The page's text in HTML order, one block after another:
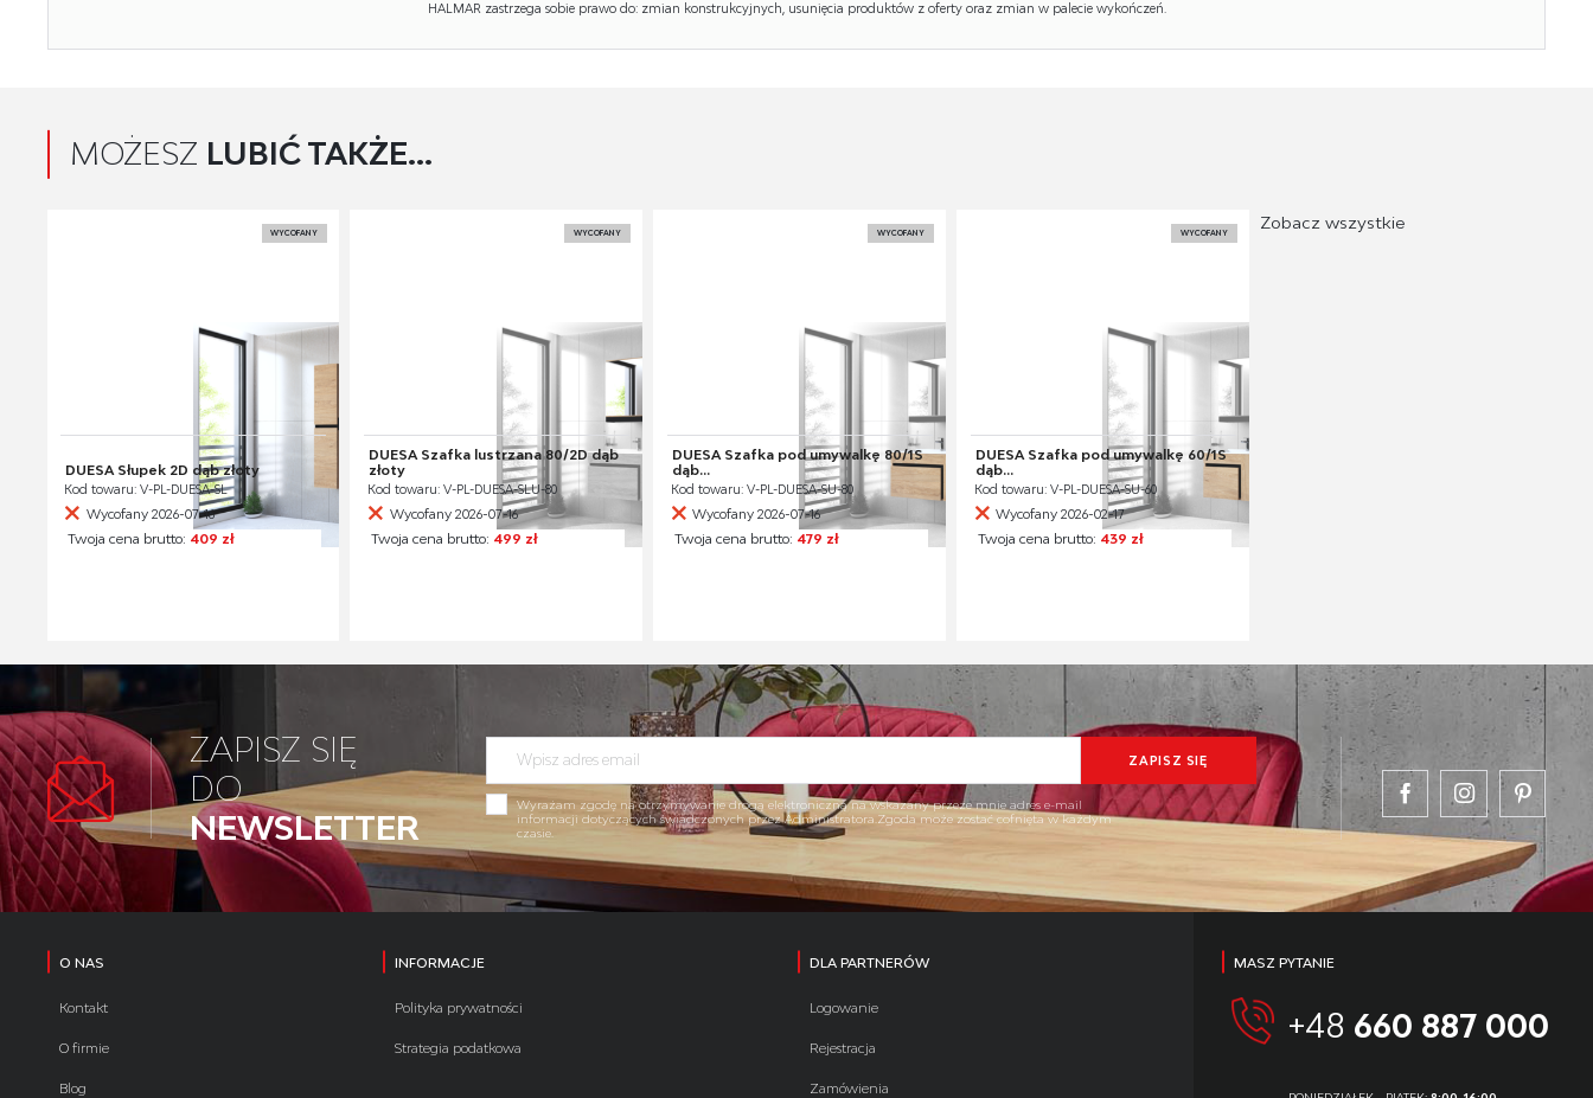
HALMAR zastrzega sobie prawo do: zmian konstrukcyjnych, usunięcia produktów z oferty oraz zmian w palecie wykończeń.
MOŻESZ LUBIĆ TAKŻE...
WYCOFANY
DUESA Słupek 2D dąb złoty
Kod towaru: V-PL-DUESA-SL
Wycofany 2026-07-16
Twoja cena brutto: 409 zł
WYCOFANY
DUESA Szafka lustrzana 80/2D dąb
złoty
Kod towaru: V-PL-DUESA-SLU-80
Wycofany 2026-07-16
Twoja cena brutto: 499 zł
WYCOFANY
DUESA Szafka pod umywalkę 80/1S
dąb...
Kod towaru: V-PL-DUESA-SU-80
Wycofany 2026-07-16
Twoja cena brutto: 479 zł
WYCOFANY
DUESA Szafka pod umywalkę 60/1S
dąb...
Kod towaru: V-PL-DUESA-SU-60
Wycofany 2026-02-17
Twoja cena brutto: 439 zł
Zobacz wszystkie
ZAPISZ SIĘ
DO
NEWSLETTER
Wyrażam zgodę na otrzymywanie drogą elektroniczną na wskazany przeze mnie adres e-mail
informacji dotyczących świadczonych przez Administratora.Zgoda może zostać cofnięta w każdym
czasie.
O NAS
Kontakt
O firmie
Blog
INFORMACJE
Polityka prywatności
Strategia podatkowa
DLA PARTNERÓW
Logowanie
Rejestracja
Zamówienia
MASZ PYTANIE
+48 660 887 000